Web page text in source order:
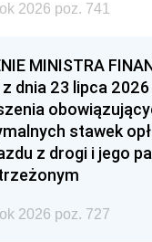
2026 poz. 741
MINISTRA
z dnia 23 lipca 2026
stawek
z drogi i jego
2026 poz. 727